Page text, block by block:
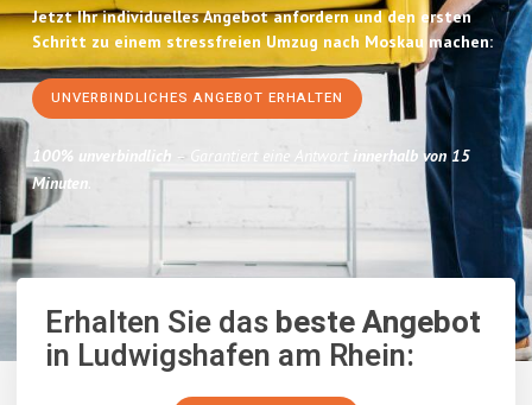
Jetzt Ihr individuelles Angebot anfordern und den ersten
Schritt zu einem stressfreien Umzug nach Moskau machen:
UNVERBINDLICHES ANGEBOT ERHALTEN
100% unverbindlich – Garantiert eine Antwort
innerhalb von 15
Minuten.
Erhalten Sie dasbeste Angebot
in Ludwigshafen am Rhein: